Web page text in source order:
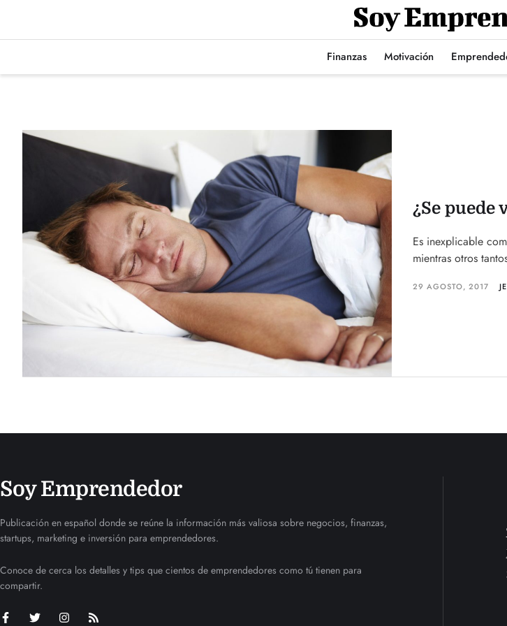
Finanzas Motivación
¿Se puede
Es inexplicable
mientras otros
29 AGOSTO, 2017
Soy Emprendedor
Publicación en español donde se reúne la información más valiosa sobre negocios, finanzas,
startups, marketing e inversión para emprendedores.
Conoce de cerca los detalles y tips que cientos de emprendedores como tú tienen para
compartir.